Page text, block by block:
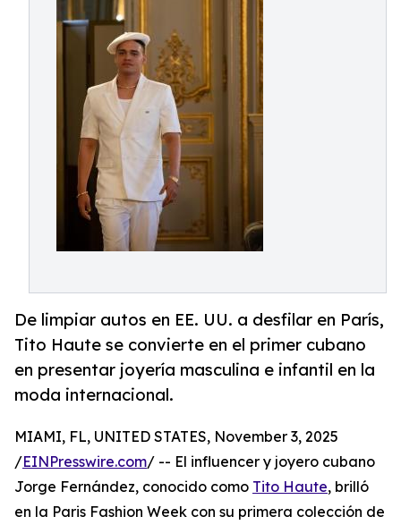
De limpiar autos en EE. UU. a desfilar en París,
Tito Haute se convierte en el primer cubano
en presentar joyería masculina e infantil en la
moda internacional.
MIAMI, FL, UNITED STATES, November 3, 2025
/EINPresswire.com/ -- El influencer y joyero cubano
Jorge Fernández, conocido como Tito Haute, brilló
en la Paris Fashion Week con su primera colección de